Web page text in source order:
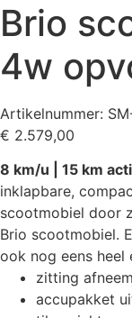
Brio
4w
Artikelnummer:
€ 2.579,00
8 km/u | 15 km
inklapbare,
scootmobiel door
Brio scootmobiel.
ook nog eens heel
zitting
accupakket